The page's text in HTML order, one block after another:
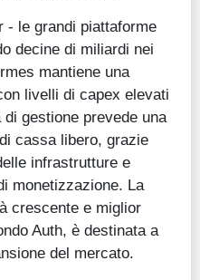
- le grandi piattaforme
decine di miliardi nei
mantiene una
livelli di capex elevati
gestione prevede una
cassa libero, grazie
infrastrutture e
monetizzazione. La
crescente e miglior
Auth, è destinata a
del mercato.